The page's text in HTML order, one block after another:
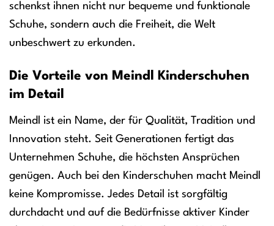
schenkst ihnen nicht nur bequeme und funktionale
Schuhe, sondern auch die Freiheit, die Welt
unbeschwert zu erkunden.
Die Vorteile von Meindl Kinderschuhen
im Detail
Meindl ist ein Name, der für Qualität, Tradition und
Innovation steht. Seit Generationen fertigt das
Unternehmen Schuhe, die höchsten Ansprüchen
genügen. Auch bei den Kinderschuhen macht Meindl
keine Kompromisse. Jedes Detail ist sorgfältig
durchdacht und auf die Bedürfnisse aktiver Kinder